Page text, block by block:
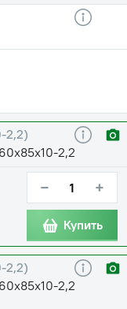
2,2)
2,2
− +
Купить
2,2)
2,2